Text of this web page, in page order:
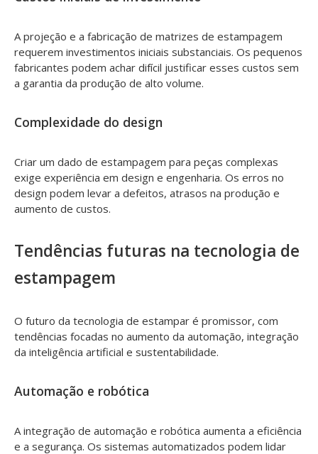
A projeção e a fabricação de matrizes de estampagem
requerem investimentos iniciais substanciais. Os pequenos
fabricantes podem achar difícil justificar esses custos sem
a garantia da produção de alto volume.
Complexidade do design
Criar um dado de estampagem para peças complexas
exige experiência em design e engenharia. Os erros no
design podem levar a defeitos, atrasos na produção e
aumento de custos.
Tendências futuras na tecnologia de
estampagem
O futuro da tecnologia de estampar é promissor, com
tendências focadas no aumento da automação, integração
da inteligência artificial e sustentabilidade.
Automação e robótica
A integração de automação e robótica aumenta a eficiência
e a segurança. Os sistemas automatizados podem lidar